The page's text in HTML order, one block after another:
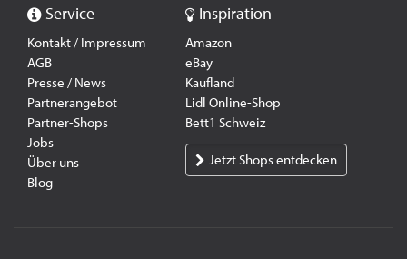
Service
Kontakt / Impressum
AGB
Presse / News
Partnerangebot
Partner-Shops
Jobs
Über uns
Blog
Inspiration
Amazon
eBay
Kaufland
Lidl Online-Shop
Bett1 Schweiz
Jetzt Shops entdecken